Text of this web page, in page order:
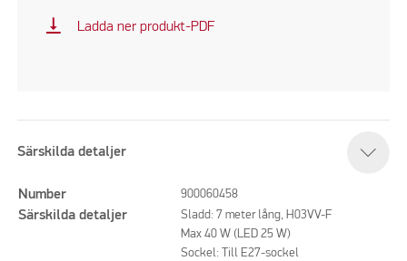
vertical_align_bottom Ladda ner produkt-PDF
Särskilda detaljer
Number 900060458
Särskilda detaljer
Sladd: 7 meter lång, H03VV-F
Max 40 W (LED 25 W)
Sockel: Till E27-sockel